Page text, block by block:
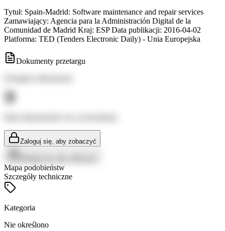
Tytuł: Spain-Madrid: Software maintenance and repair services
Zamawiający: Agencia para la Administración Digital de la
Comunidad de Madrid Kraj: ESP Data publikacji: 2016-04-02
Platforma: TED (Tenders Electronic Daily) - Unia Europejska
Dokumenty przetargu
Zaloguj się, aby zobaczyć
Mapa podobieństw
Szczegóły techniczne
Kategoria
Nie określono